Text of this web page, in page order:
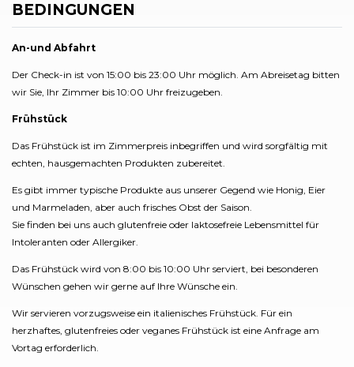
BEDINGUNGEN
An-und Abfahrt
Der Check-in ist von 15:00 bis 23:00 Uhr möglich. Am Abreisetag bitten
wir Sie, Ihr Zimmer bis 10:00 Uhr freizugeben.
Frühstück
Das Frühstück ist im Zimmerpreis inbegriffen und wird sorgfältig mit
echten, hausgemachten Produkten zubereitet.
Es gibt immer typische Produkte aus unserer Gegend wie Honig, Eier
und Marmeladen, aber auch frisches Obst der Saison.
Sie finden bei uns auch glutenfreie oder laktosefreie Lebensmittel für
Intoleranten oder Allergiker.
Das Frühstück wird von 8:00 bis 10:00 Uhr serviert, bei besonderen
Wünschen gehen wir gerne auf Ihre Wünsche ein.
Wir servieren vorzugsweise ein italienisches Frühstück. Für ein
herzhaftes, glutenfreies oder veganes Frühstück ist eine Anfrage am
Vortag erforderlich.